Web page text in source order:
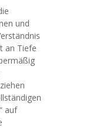
und
an Tiefe
auf